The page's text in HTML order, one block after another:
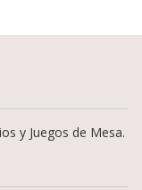
y Juegos de Mesa.